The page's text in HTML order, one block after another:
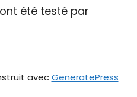
été testé par
avecGeneratePress